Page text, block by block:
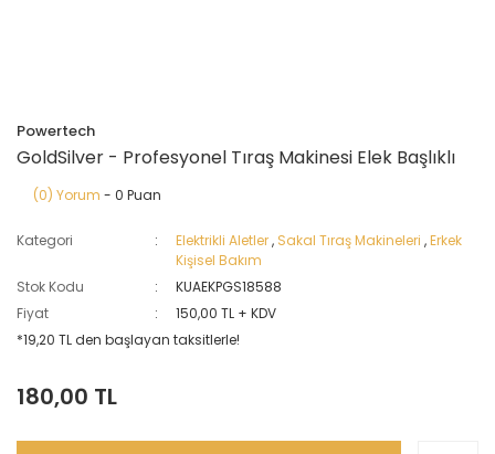
Powertech
GoldSilver - Profesyonel Tıraş Makinesi Elek Başlıklı
(0) Yorum - 0 Puan
Kategori Elektrikli Aletler, Sakal Tıraş Makineleri ,Erkek
Kişisel Bakım
Stok Kodu
KUAEKPGS18588
Fiyat
150,00 TL + KDV
*19,20 TL den başlayan taksitlerle!
180,00 TL